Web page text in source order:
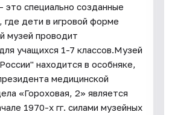
специально созданные
где дети в игровой форме
музей проводит
учащихся 1-7 классов.Музей
находится в особняке,
медицинской
«Гороховая, 2» является
1970-х гг. силами музейных